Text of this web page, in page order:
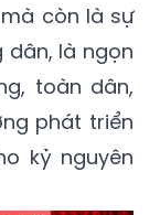
còn là sự
dân, là ngọn
toàn dân,
phát triển
kỷ nguyên